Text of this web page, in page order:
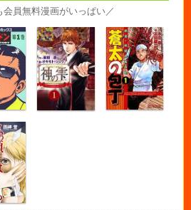
会員無料漫画がいっぱい／